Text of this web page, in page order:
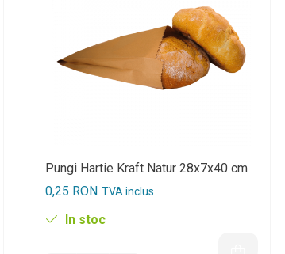
Pungi Hartie Kraft Natur 28x7x40 cm
0,25 RON TVA inclus
In stoc